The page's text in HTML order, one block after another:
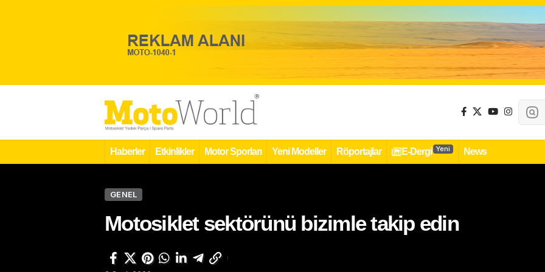
Haberler Etkinlikler Motor Sporları Yeni Modeller Röportajlar E-Dergi Yeni News
GENEL
Motosiklet sektörünü bizimle takip edin